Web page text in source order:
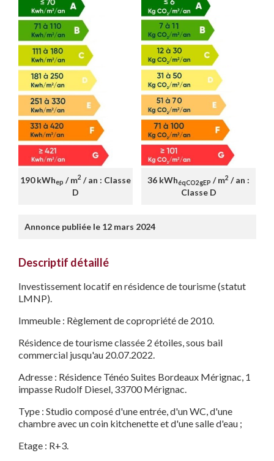
190 kWhep / m2 / an : Classe
D
36 kWhéqCO2gEP / m2 / an :
Classe D
Annonce publiée le 12 mars 2024
Descriptif détaillé
Investissement locatif en résidence de tourisme (statut
LMNP).
Immeuble : Règlement de copropriété de 2010.
Résidence de tourisme classée 2 étoiles, sous bail
commercial jusqu'au 20.07.2022.
Adresse : Résidence Ténéo Suites Bordeaux Mérignac, 1
impasse Rudolf Diesel, 33700 Mérignac.
Type : Studio composé d'une entrée, d'un WC, d'une
chambre avec un coin kitchenette et d'une salle d'eau ;
Etage : R+3.